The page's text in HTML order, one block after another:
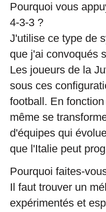
Pourquoi vous
4-3-3 ?
J'utilise ce type de
que j'ai convoqués
Les joueurs de la
sous ces
football. En
même se
d'équipes qui
que l'Italie peut
Pourquoi faites-
Il faut trouver un
expérimentés et